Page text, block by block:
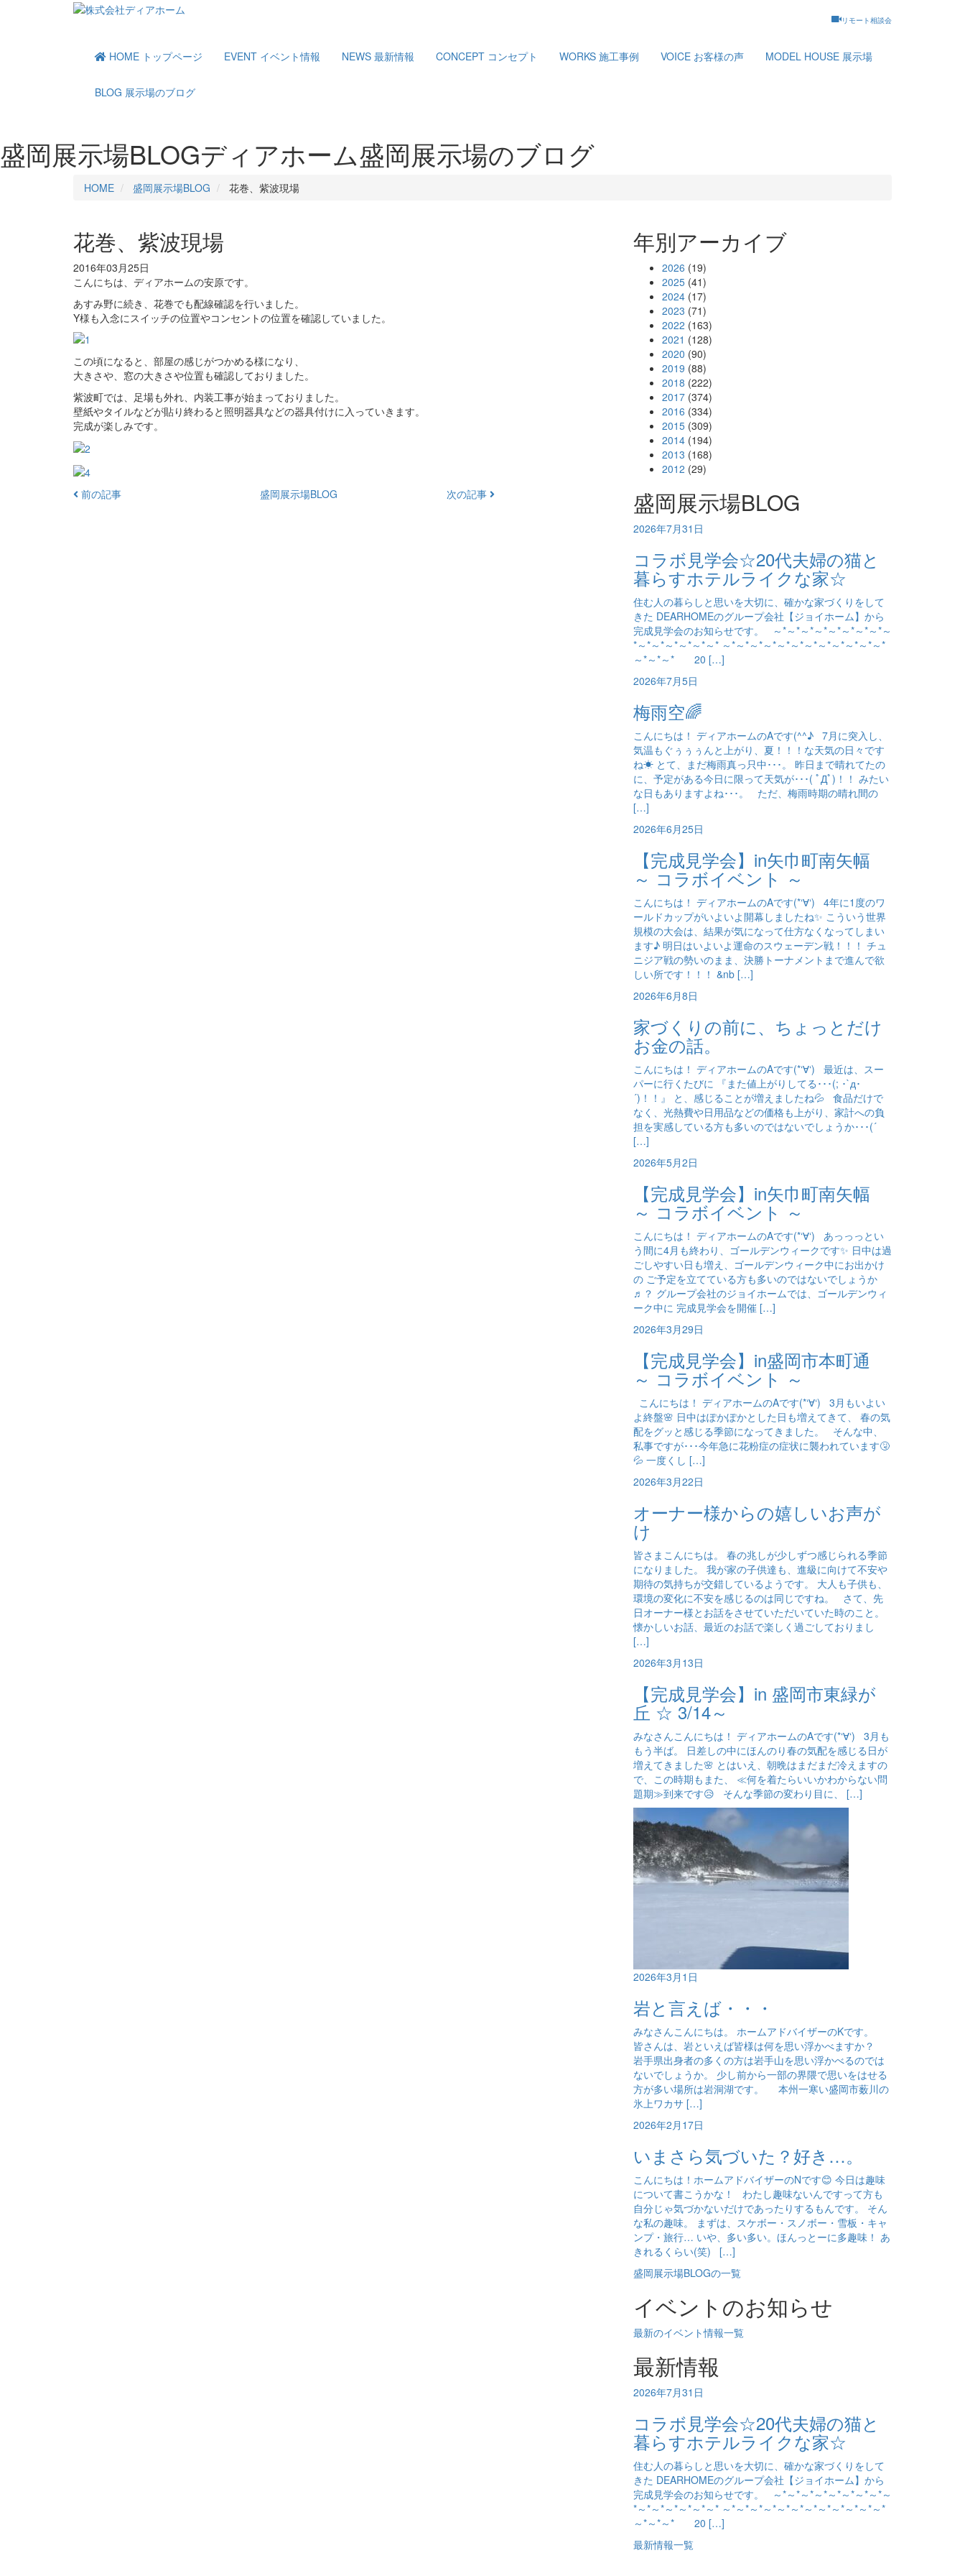
リモート相談会
HOME トップページ EVENT イベント情報 NEWS 最新情報 CONCEPT コンセプト WORKS 施工事例 VOICE お客様の声 MODEL HOUSE 展示場
BLOG 展示場のブログ
盛岡展示場BLOGディアホーム盛岡展示場のブログ
HOME 盛岡展示場BLOG 花巻、紫波現場
花巻、紫波現場
2016年03月25日
こんにちは、ディアホームの安原です。
あすみ野に続き、花巻でも配線確認を行いました。
Y様も入念にスイッチの位置やコンセントの位置を確認していました。
この頃になると、部屋の感じがつかめる様になり、
大きさや、窓の大きさや位置も確認しておりました。
紫波町では、足場も外れ、内装工事が始まっておりました。
壁紙やタイルなどが貼り終わると照明器具などの器具付けに入っていきます。
完成が楽しみです。
前の記事 盛岡展示場BLOG 次の記事
年別アーカイブ
2026 (19)
2025 (41)
2024 (17)
2023 (71)
2022 (163)
2021 (128)
2020 (90)
2019 (88)
2018 (222)
2017 (374)
2016 (334)
2015 (309)
2014 (194)
2013 (168)
2012 (29)
盛岡展示場BLOG
2026年7月31日
コラボ見学会☆20代夫婦の猫と
暮らすホテルライクな家☆
住む人の暮らしと思いを大切に、確かな家づくりをして
きた DEARHOMEのグループ会社【ジョイホーム】から
完成見学会のお知らせです。 ～*～*～*～*～*～*～*～*～
*～*～*～*～*～*～* ～*～*～*～*～*～*～*～*～*～*～*～*
～*～*～* 20 […]
2026年7月5日
梅雨空🌈
こんにちは！ ディアホームのAです(^^♪ 7月に突入し、
気温もぐぅぅぅんと上がり、夏！！！な天気の日々です
ね☀ とて、まだ梅雨真っ只中･･･。 昨日まで晴れてたの
に、予定がある今日に限って天気が･･･( ﾟДﾟ)！！ みたい
な日もありますよね･･･。 ただ、梅雨時期の晴れ間の
[…]
2026年6月25日
【完成見学会】in矢巾町南矢幅
～ コラボイベント ～
こんにちは！ ディアホームのAです(*‘∀‘) 4年に1度のワ
ールドカップがいよいよ開幕しましたね✨ こういう世界
規模の大会は、結果が気になって仕方なくなってしまい
ます♪ 明日はいよいよ運命のスウェーデン戦！！！ チュ
ニジア戦の勢いのまま、決勝トーナメントまで進んで欲
しい所です！！！ &nb […]
2026年6月8日
家づくりの前に、ちょっとだけ
お金の話。
こんにちは！ ディアホームのAです(*‘∀‘) 最近は、スー
パーに行くたびに 『また値上がりしてる･･･(; ･`д･
´)！！』 と、感じることが増えましたね💦 食品だけで
なく、光熱費や日用品などの価格も上がり、家計への負
担を実感している方も多いのではないでしょうか･･･(´
[…]
2026年5月2日
【完成見学会】in矢巾町南矢幅
～ コラボイベント ～
こんにちは！ ディアホームのAです(*‘∀‘) あっっっとい
う間に4月も終わり、ゴールデンウィークです✨ 日中は過
ごしやすい日も増え、ゴールデンウィーク中にお出かけ
の ご予定を立てている方も多いのではないでしょうか
♬？ グループ会社のジョイホームでは、ゴールデンウィ
ーク中に 完成見学会を開催 […]
2026年3月29日
【完成見学会】in盛岡市本町通
～ コラボイベント ～
こんにちは！ ディアホームのAです(*‘∀‘) 3月もいよい
よ終盤🌸 日中はぽかぽかとした日も増えてきて、 春の気
配をグッと感じる季節になってきました。 そんな中、
私事ですが･･･今年急に花粉症の症状に襲われています🤧
💦 一度くし […]
2026年3月22日
オーナー様からの嬉しいお声が
け
皆さまこんにちは。 春の兆しが少しずつ感じられる季節
になりました。 我が家の子供達も、進級に向けて不安や
期待の気持ちが交錯しているようです。 大人も子供も、
環境の変化に不安を感じるのは同じですね。 さて、先
日オーナー様とお話をさせていただいていた時のこと。
懐かしいお話、最近のお話で楽しく過ごしておりまし
[…]
2026年3月13日
【完成見学会】in 盛岡市東緑が
丘 ☆ 3/14～
みなさんこんにちは！ ディアホームのAです(*‘∀‘) 3月も
もう半ば。 日差しの中にほんのり春の気配を感じる日が
増えてきました🌸 とはいえ、朝晩はまだまだ冷えますの
で、この時期もまた、 ≪何を着たらいいかわからない問
題期≫到来です😥 そんな季節の変わり目に、 […]
2026年3月1日
岩と言えば・・・
みなさんこんにちは。 ホームアドバイザーのKです。
皆さんは、岩といえば皆様は何を思い浮かべますか？
岩手県出身者の多くの方は岩手山を思い浮かべるのでは
ないでしょうか。 少し前から一部の界隈で思いをはせる
方が多い場所は岩洞湖です。 本州一寒い盛岡市薮川の
氷上ワカサ […]
2026年2月17日
いまさら気づいた？好き…。
こんにちは！ホームアドバイザーのNです😊 今日は趣味
について書こうかな！ わたし趣味ないんですって方も
自分じゃ気づかないだけであったりするもんです。 そん
な私の趣味。 まずは、スケボー・スノボー・雪板・キャ
ンプ・旅行… いや、多い多い。ほんっとーに多趣味！ あ
きれるくらい(笑) […]
盛岡展示場BLOGの一覧
イベントのお知らせ
最新のイベント情報一覧
最新情報
2026年7月31日
コラボ見学会☆20代夫婦の猫と
暮らすホテルライクな家☆
住む人の暮らしと思いを大切に、確かな家づくりをして
きた DEARHOMEのグループ会社【ジョイホーム】から
完成見学会のお知らせです。 ～*～*～*～*～*～*～*～*～
*～*～*～*～*～*～* ～*～*～*～*～*～*～*～*～*～*～*～*
～*～*～* 20 […]
最新情報一覧